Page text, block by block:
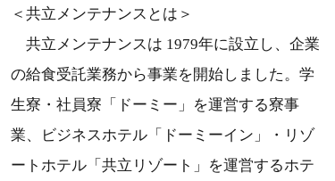
＜共立メンテナンスとは＞
共立メンテナンスは 1979年に設立し、企業
の給食受託業務から事業を開始しました。学
生寮・社員寮「ドーミー」を運営する寮事
業、ビジネスホテル「ドーミーイン」・リゾ
ートホテル「共立リゾート」を運営するホテ